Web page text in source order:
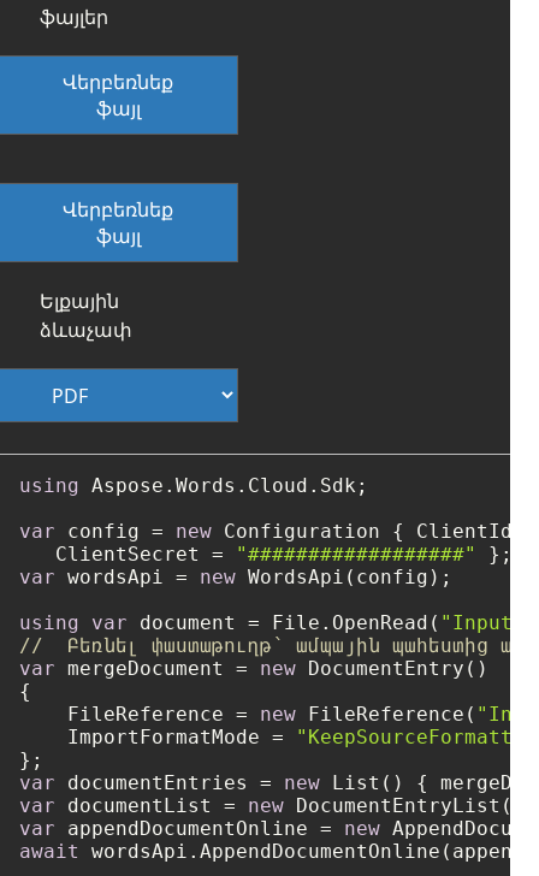
ֆայլեր
Վերբեռնեք
ֆայլ
Վերբեռնեք
ֆայլ
Ելքային
ձևաչափ
using Aspose.Words.Cloud.Sdk;
var config = new Configuration { ClientId
   ClientSecret =
"##################"
var wordsApi = new WordsApi(config);
using
var document = File.OpenRead(
//  Բեռնել փաստաթուղթ՝ ամպային պահեստից
var mergeDocument = new DocumentEntry()
{
    FileReference =
new FileReference(
    ImportFormatMode =
var documentEntries = new
var documentList = new
var appendDocumentOnline = new
await